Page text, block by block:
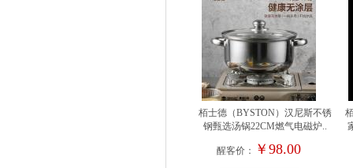
栢士德（BYSTON）汉尼斯不锈
钢甄选汤锅22CM燃气电磁炉..
醒客价： ￥98.00